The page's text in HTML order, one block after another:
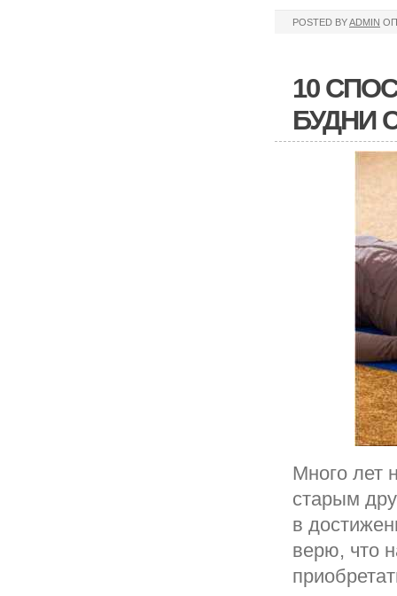
POSTED BYADMIN
10
БУДНИ
Много лет
старым
в
верю, что